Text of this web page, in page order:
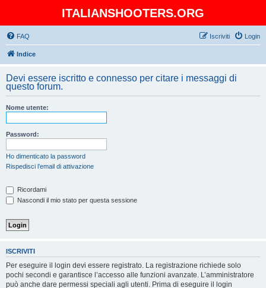
ITALIANSHOOTERS.ORG
FAQ Login
Iscriviti
Indice
Devi essere iscritto e connesso per citare i messaggi di
questo forum.
Nome utente:
Password:
Ho dimenticato la password
Rispedisci l’email di attivazione
Ricordami
Nascondi il mio stato per questa sessione
ISCRIVITI
Per eseguire il login devi essere registrato. La registrazione richiede solo
pochi secondi e garantisce l’accesso alle funzioni avanzate. L’amministratore
può anche dare permessi speciali agli utenti. Prima di eseguire il login